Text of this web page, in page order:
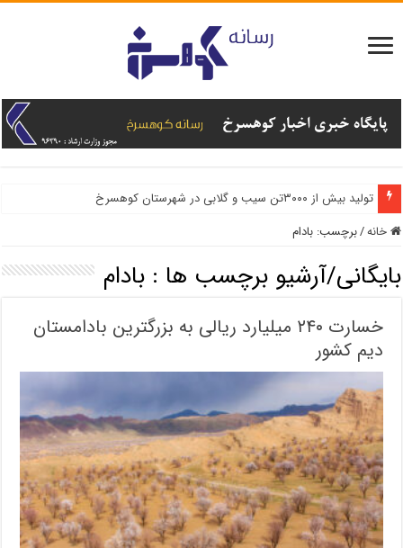
تولید بیش از ۳۰۰۰تن سیب و گلابی در شهرستان کوهسرخ
خانه/برچسب:بادام
بایگانی/آرشیو برچسب ها :بادام
خسارت ۲۴۰ میلیارد ریالی به بزرگترین بادامستان
دیم کشور